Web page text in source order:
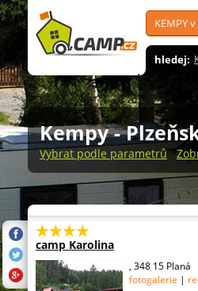
KEMPY v
hledej:
Kempy -
Vybrat podle parametrů
camp Karolina
, 348 15 Planá
fotogalerie |